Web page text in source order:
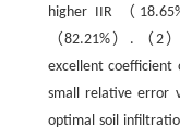
higher IIR （
（82.21%）. （2
excellent
small relative error
optimal soil